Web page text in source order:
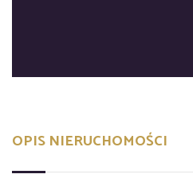
OPIS NIERUCHOMOŚCI